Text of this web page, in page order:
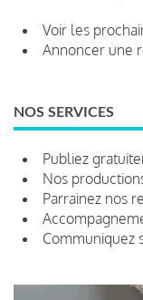
Voir les
Annoncer une
NOS SERVICES
Publiez
Nos
Parrainez nos
Communiquez